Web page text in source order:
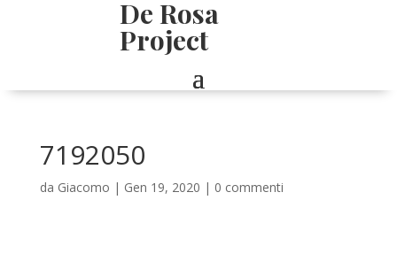
De Rosa
Project
7192050
da Giacomo | Gen 19, 2020 | 0 commenti